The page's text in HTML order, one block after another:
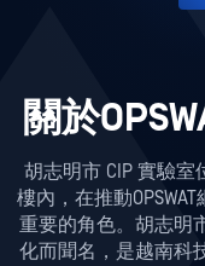
關於
胡志明市 CIP 實驗室
樓內，在推動
重要的角色。胡志明
化而聞名，是越南科